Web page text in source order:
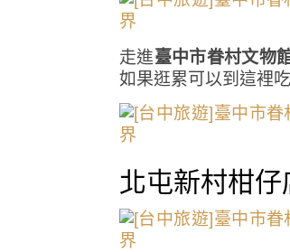
走進臺中市眷村文物
如果逛累可以到這裡
北屯新村柑仔